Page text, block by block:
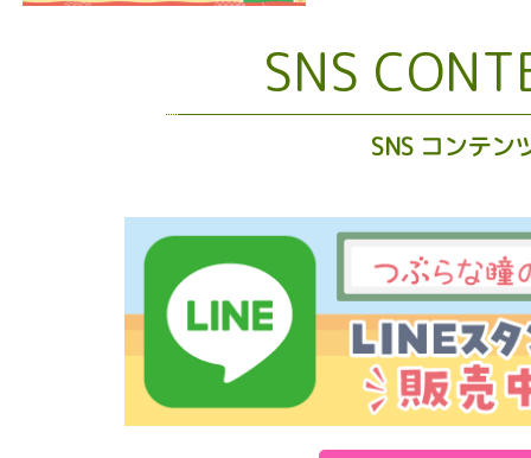
SNS
SNS コンテン